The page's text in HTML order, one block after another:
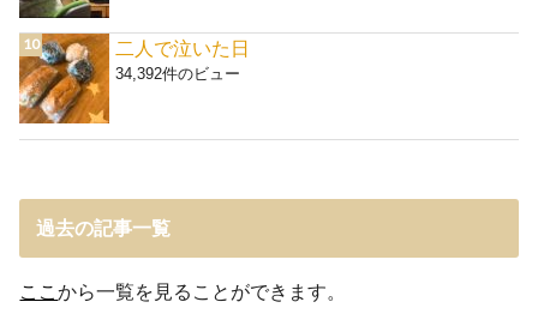
二人で泣いた日
34,392件のビュー
過去の記事一覧
ここから一覧を見ることができます。